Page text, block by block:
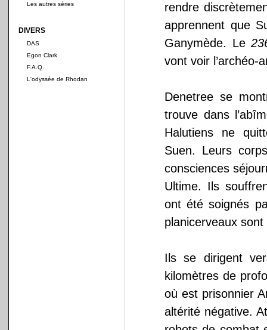
Les autres séries
DIVERS
DAS
Egon Clark
F.A.Q.
L'odyssée de Rhodan
rendre
apprennent que
Ganymède. Le
vont voir l’archéo-
Denetree se
trouve dans
Halutiens ne
Suen. Leurs
consciences
Ultime. Ils
ont été soignés
planicerveaux sont
Ils se dirigent
kilomètres de
où est prisonnier
altérité négative.